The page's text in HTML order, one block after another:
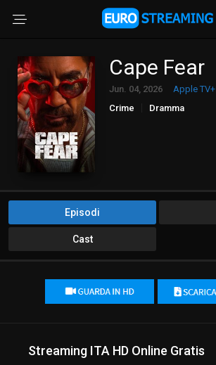
Cape Fear
Jun. 04, 2026
Apple TV+
Crime
Dramma
Episodi
Cast
Streaming ITA HD Online Gratis